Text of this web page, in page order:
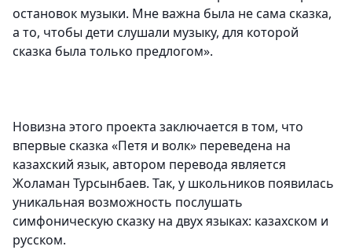
остановок музыки. Мне важна была не сама сказка,
а то, чтобы дети слушали музыку, для которой
сказка была только предлогом».
Новизна этого проекта заключается в том, что
впервые сказка «Петя и волк» переведена на
казахский язык, автором перевода является
Жоламан Турсынбаев. Так, у школьников появилась
уникальная возможность послушать
симфоническую сказку на двух языках: казахском и
русском.